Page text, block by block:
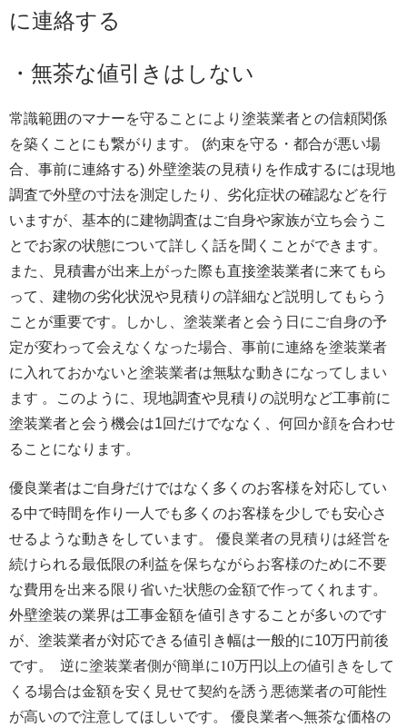
に連絡する
・無茶な値引きはしない
常識範囲のマナーを守ることにより塗装業者との信頼関係
を築くことにも繋がります。 (約束を守る・都合が悪い場
合、事前に連絡する) 外壁塗装の見積りを作成するには現地
調査で外壁の寸法を測定したり、劣化症状の確認などを行
いますが、基本的に建物調査はご自身や家族が立ち会うこ
とでお家の状態について詳しく話を聞くことができます。
また、見積書が出来上がった際も直接塗装業者に来てもら
って、建物の劣化状況や見積りの詳細など説明してもらう
ことが重要です。
しかし、塗装業者と会う日にご自身の予
定が変わって会えなくなった場合、事前に連絡を塗装業者
に入れておかないと塗装業者は無駄な動きになってしまい
ます 。このように、現地調査や見積りの説明など工事前に
塗装業者と会う機会は1回だけでななく、何回か顔を合わせ
ることになります。
優良業者はご自身だけではなく多くのお客様を対応してい
る中で時間を作り一人でも多くのお客様を少しでも安心さ
せるような動きをしています。
優良業者の見積りは経営を
続けられる最低限の利益を保ちながらお客様のために不要
な費用を出来る限り省いた状態の金額で作ってくれます。
外壁塗装の業界は工事金額を値引きすることが多いのです
が、塗装業者が対応できる値引き幅は一般的に10万円前後
です。
逆に塗装業者側が簡単に10万円以上の値引きをして
くる場合は金額を安く見せて契約を誘う悪徳業者の可能性
が高いので注意してほしいです。 優良業者へ無茶な価格の